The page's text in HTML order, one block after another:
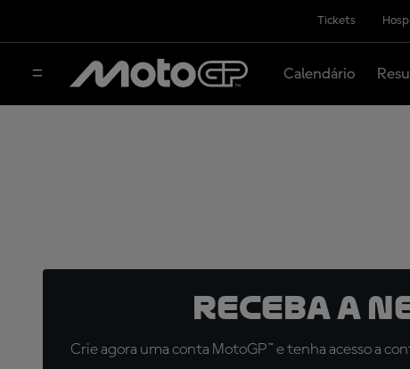
Tickets
Calendário
Receba a
Crie agora uma conta MotoGP™ e tenha acesso a